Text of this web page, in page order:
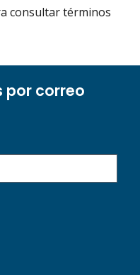
consultar términos
por correo